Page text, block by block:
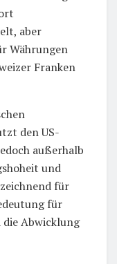
aber
Währungen
Franken
den US-
außerhalb
und
für
für
Abwicklung